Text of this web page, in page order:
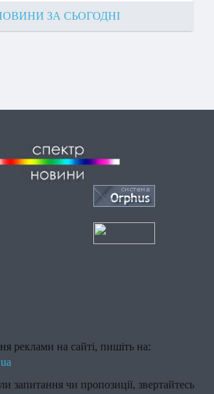
ЗА СЬОГОДНІ
реклами на сайті, пишіть на:
запитання чи пропозиції, звертайтесь